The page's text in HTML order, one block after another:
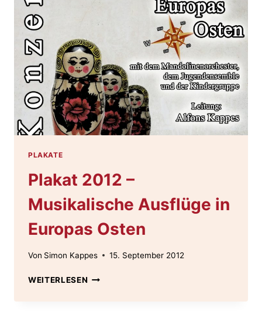
PLAKATE
Plakat 2012 –
Musikalische Ausflüge in
Europas Osten
Von Simon Kappes 15. September 2012
WEITERLESENPLAKAT